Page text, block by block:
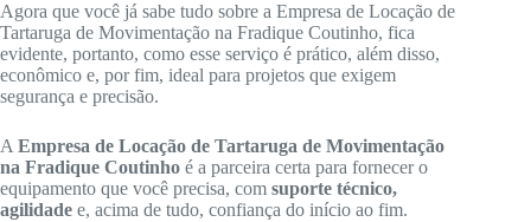
Agora que você já sabe tudo sobre a Empresa de Locação de
Tartaruga de Movimentação na Fradique Coutinho, fica
evidente, portanto, como esse serviço é prático, além disso,
econômico e, por fim, ideal para projetos que exigem
segurança e precisão.
A Empresa de Locação de Tartaruga de Movimentação
na Fradique Coutinho é a parceira certa para fornecer o
equipamento que você precisa, com suporte técnico,
agilidade e, acima de tudo, confiança do início ao fim.